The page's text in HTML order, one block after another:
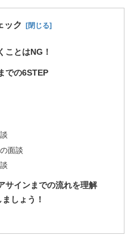
ック
ことはNG！
での6STEP
面談
サインまでの流れを理解
しょう！